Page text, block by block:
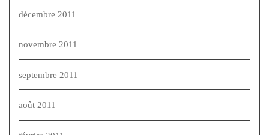
décembre 2011
novembre 2011
septembre 2011
août 2011